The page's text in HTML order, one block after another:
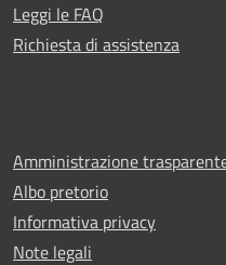
Leggi le FAQ
Richiesta di assistenza
Amministrazione
Albo pretorio
Informativa privacy
Note legali